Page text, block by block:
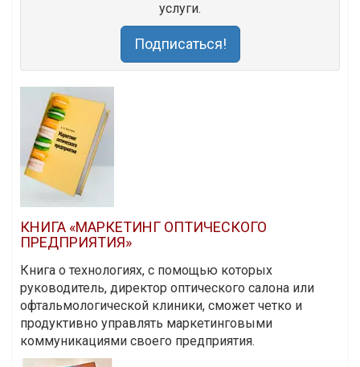
услуги.
Подписаться!
КНИГА «МАРКЕТИНГ ОПТИЧЕСКОГО
ПРЕДПРИЯТИЯ»
Книга о технологиях, с помощью которых
руководитель, директор оптического салона или
офтальмологической клиники, сможет четко и
продуктивно управлять маркетинговыми
коммуникациями своего предприятия.